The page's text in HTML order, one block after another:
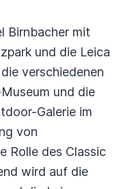
Birnbacher mit
und die Leica
verschiedenen
und die
Galerie im
von
Rolle des Classic
wird auf die